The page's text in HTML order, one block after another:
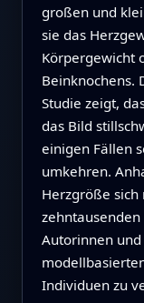
großen und
sie das
Körpergewicht
Beinknochens.
Studie zeigt,
das Bild
einigen Fällen
umkehren.
Herzgröße
Autorinnen
Individuen zu